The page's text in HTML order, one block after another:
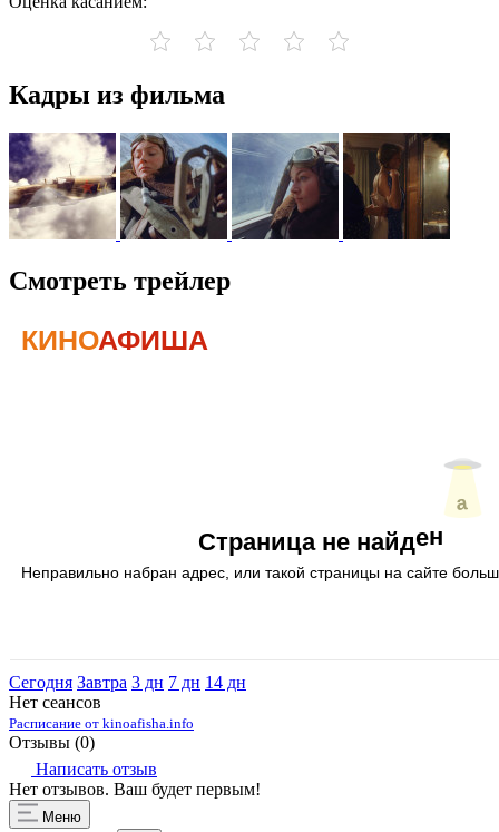
Кадры из фильма
Смотреть трейлер
Сегодня Завтра 3 дн 7 дн 14 дн
Нет сеансов
Расписание от kinoafisha.info
Отзывы (0)
Написать отзыв
Нет отзывов. Ваш будет первым!
Меню